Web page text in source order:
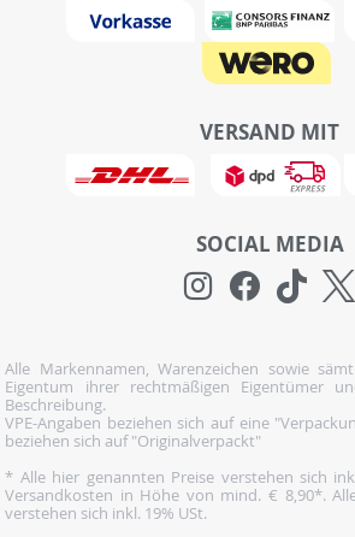
VERSAND MIT
SOCIAL MEDIA
Alle Markennamen, Warenzeichen sowie
Eigentum ihrer rechtmäßigen Eigentümer
Beschreibung.
VPE-Angaben beziehen sich auf eine
beziehen sich auf "Originalverpackt"
* Alle hier genannten Preise verstehen sich
Versandkosten in Höhe von mind. € 8,90*.
verstehen sich inkl. 19% USt.